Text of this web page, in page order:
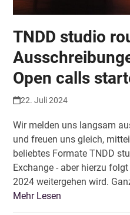
TNDD studio
Open calls
22. Juli 2024
Wir melden uns langsam
und freuen uns gleich,
beliebtes Formate TNDD
Exchange - aber hierzu
2024 weitergehen wird.
Mehr Lesen